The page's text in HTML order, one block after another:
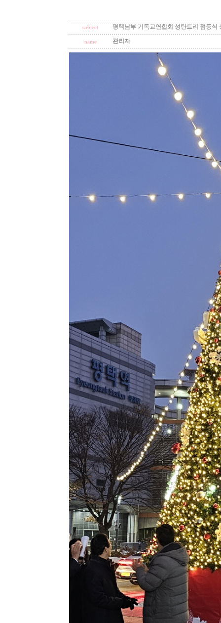
subject 평택남부 기독교연합회 성탄트리 점등식
name 관리자